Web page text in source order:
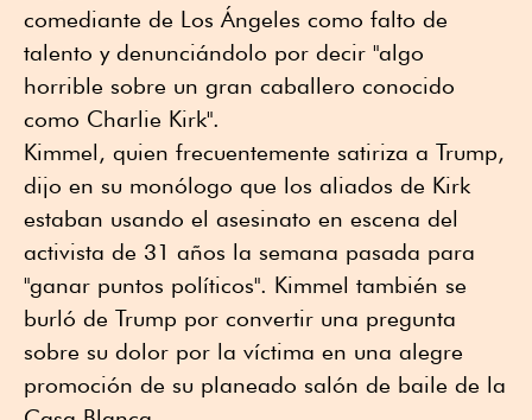
comediante de Los Ángeles como falto de
talento y denunciándolo por decir "algo
horrible sobre un gran caballero conocido
como Charlie Kirk".
Kimmel, quien frecuentemente satiriza a Trump,
dijo en su monólogo que los aliados de Kirk
estaban usando el asesinato en escena del
activista de 31 años la semana pasada para
"ganar puntos políticos". Kimmel también se
burló de Trump por convertir una pregunta
sobre su dolor por la víctima en una alegre
promoción de su planeado salón de baile de la